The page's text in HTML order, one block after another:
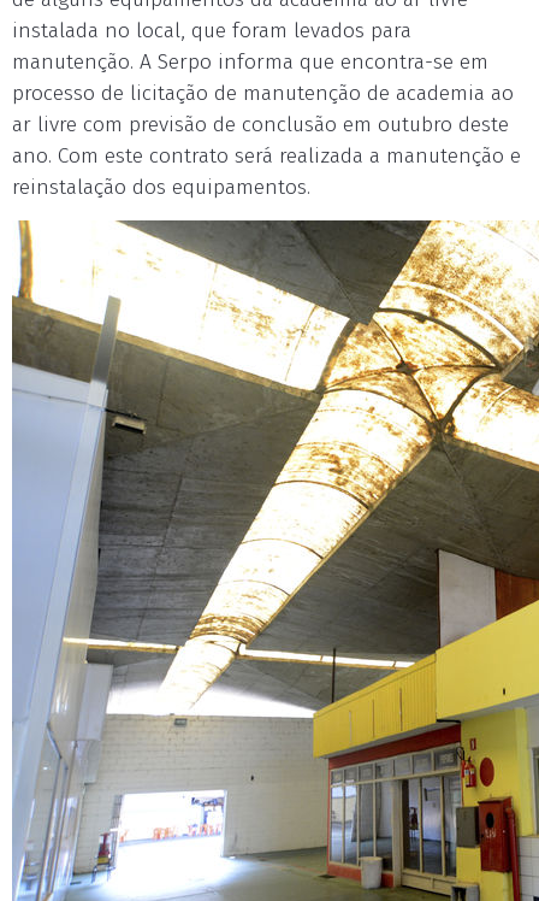
instalada no local, que foram levados para
manutenção. A Serpo informa que encontra-se em
processo de licitação de manutenção de academia ao
ar livre com previsão de conclusão em outubro deste
ano. Com este contrato será realizada a manutenção e
reinstalação dos equipamentos.